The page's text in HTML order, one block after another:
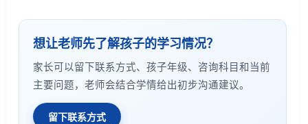
想让老师先了解孩子的学习情况？
家长可以留下联系方式、孩子年级、咨询科目和当前
主要问题，老师会结合学情给出初步沟通建议。
留下联系方式